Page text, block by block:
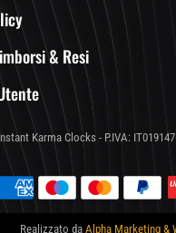
& Resi
Karma Clocks - P.IVA:
Realizzato da Alpha Marketing &